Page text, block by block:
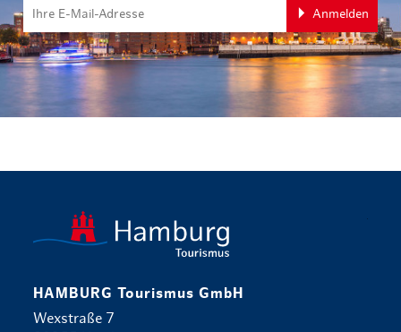
Anmelden
HAMBURG Tourismus GmbH
Wexstraße 7